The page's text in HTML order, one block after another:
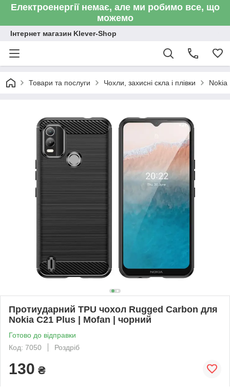
Електроенергії немає, але ми робимо все, що
можемо
Інтернет магазин Klever-Shop
Товари та послуги Чохли, захисні скла і плівки Nokia
Протиударний TPU чохол Rugged Carbon для
Nokia C21 Plus | Mofan | чорний
Готово до відправки
Код: 7050
Роздріб
130 ₴